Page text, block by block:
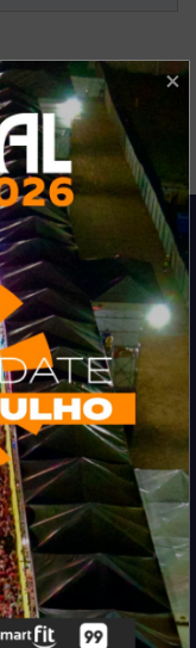
na região de
e muito mais.